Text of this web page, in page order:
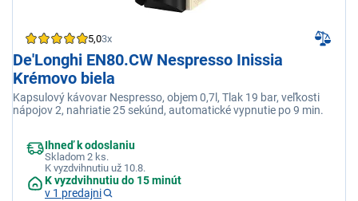
5,03x
De'Longhi EN80.CW Nespresso Inissia
Krémovo biela
Kapsulový kávovar Nespresso, objem 0,7l, Tlak 19 bar, veľkosti
nápojov 2, nahriatie 25 sekúnd, automatické vypnutie po 9 min.
Ihneď k odoslaniu
Skladom 2 ks.
K vyzdvihnutiu už 10.8.
K vyzdvihnutiu do 15 minút
v 1 predajni